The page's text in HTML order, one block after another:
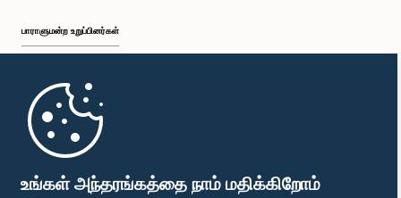
உங்கள் அந்தரங்கத்தை நாம் மதிக்கிறோம்
பி.ப. 2:48 - பி.ப. 2:57
பாராளுமன்ற உறுப்பினர்கள்
முதற்பக்கம்
பாராளுமன்ற கையடக்க செயலி